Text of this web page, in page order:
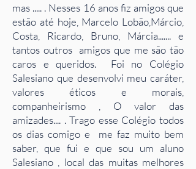
mas ..... . Nesses 16 anos fiz amigos que
estão até hoje, Marcelo Lobão,Márcio,
Costa, Ricardo, Bruno, Márcia....... e
tantos outros amigos que me são tão
caros e queridos. Foi no Colégio
Salesiano que desenvolvi meu caráter,
valores éticos e morais,
companheirismo , O valor das
amizades.... . Trago esse Colégio todos
os dias comigo e me faz muito bem
saber, que fui e que sou um aluno
Salesiano , local das muitas melhores